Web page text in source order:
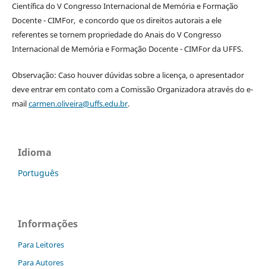
Científica do V Congresso Internacional de Memória e Formação
Docente - CIMFor, e concordo que os direitos autorais a ele
referentes se tornem propriedade do Anais do V Congresso
Internacional de Memória e Formação Docente - CIMFor da UFFS.
Observação: Caso houver dúvidas sobre a licença, o apresentador
deve entrar em contato com a Comissão Organizadora através do e-
mailcarmen.oliveira@uffs.edu.br.
Idioma
Português
Informações
Para Leitores
Para Autores